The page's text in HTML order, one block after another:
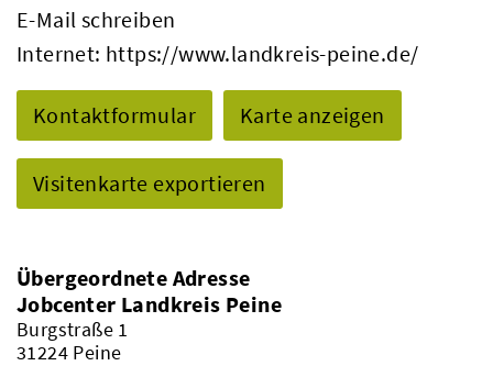
E-Mail schreiben
Internet: https://www.landkreis-peine.de/
Kontaktformular Karte anzeigen
Visitenkarte exportieren
Übergeordnete Adresse
Jobcenter Landkreis Peine
Burgstraße 1
31224 Peine